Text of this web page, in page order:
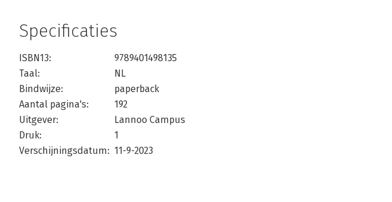
Specificaties
ISBN13:
9789401498135
Taal:
NL
Bindwijze:
paperback
Aantal pagina's:
192
Uitgever:
Lannoo Campus
Druk:
1
Verschijningsdatum: 11-9-2023